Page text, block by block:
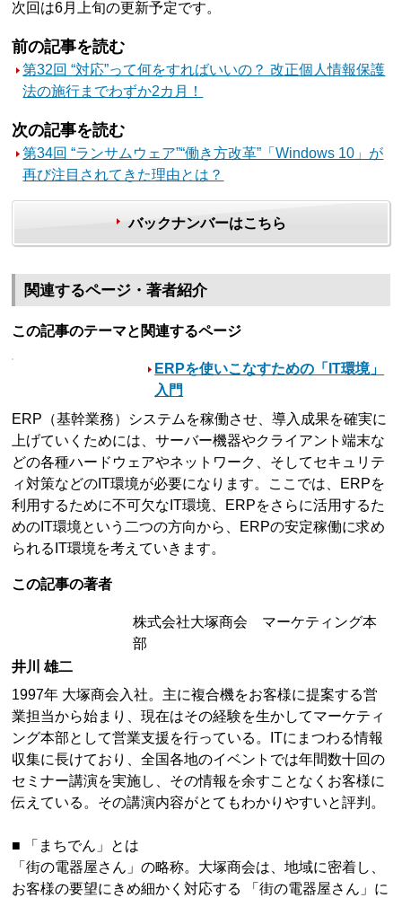
次回は6月上旬の更新予定です。
前の記事を読む
第32回 “対応”って何をすればいいの？ 改正個人情報保護
法の施行までわずか2カ月！
次の記事を読む
第34回 “ランサムウェア”“働き方改革”「Windows 10」が
再び注目されてきた理由とは？
バックナンバーはこちら
関連するページ・著者紹介
この記事のテーマと関連するページ
ERPを使いこなすための「IT環境」
入門
ERP（基幹業務）システムを稼働させ、導入成果を確実に
上げていくためには、サーバー機器やクライアント端末な
どの各種ハードウェアやネットワーク、そしてセキュリテ
ィ対策などのIT環境が必要になります。ここでは、ERPを
利用するために不可欠なIT環境、ERPをさらに活用するた
めのIT環境という二つの方向から、ERPの安定稼働に求め
られるIT環境を考えていきます。
この記事の著者
株式会社大塚商会 マーケティング本
部
井川 雄二
1997年 大塚商会入社。主に複合機をお客様に提案する営
業担当から始まり、現在はその経験を生かしてマーケティ
ング本部として営業支援を行っている。ITにまつわる情報
収集に長けており、全国各地のイベントでは年間数十回の
セミナー講演を実施し、その情報を余すことなくお客様に
伝えている。その講演内容がとてもわかりやすいと評判。
■ 「まちでん」とは
「街の電器屋さん」の略称。大塚商会は、地域に密着し、
お客様の要望にきめ細かく対応する 「街の電器屋さん」に